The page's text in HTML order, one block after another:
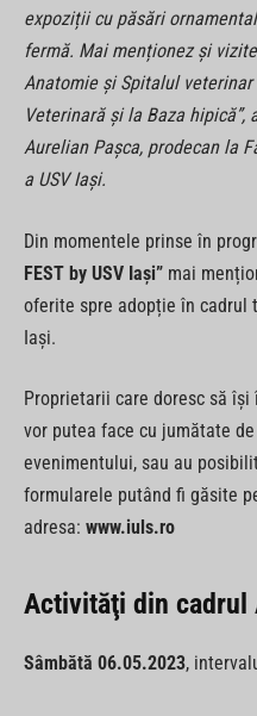
expoziții cu păsări
fermă. Mai menționez și
Anatomie și Spitalul
Veterinară și la Baza hipică”,
Aurelian Pașca, prodecan la
a USV Iași.
Din momentele prinse în
FEST by USV Iași” mai
oferite spre adopție în cadrul
Iași.
Proprietarii care doresc să
vor putea face cu jumătate
evenimentului, sau au
formularele putând fi găsite
adresa: www.iuls.ro
Activităţi din cadrul
Sâmbătă 06.05.2023,